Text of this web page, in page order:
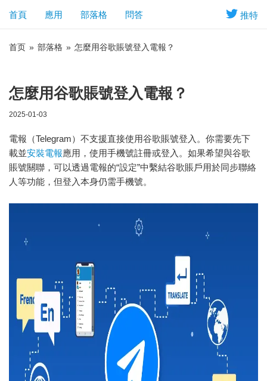
推特
首頁 應用 部落格 問答
首页 » 部落格 » 怎麼用谷歌賬號登入電報？
怎麼用谷歌賬號登入電報？
2025-01-03
電報（Telegram）不支援直接使用谷歌賬號登入。你需要先下
載並安裝電報應用，使用手機號註冊或登入。如果希望與谷歌
賬號關聯，可以透過電報的“設定”中繫結谷歌賬戶用於同步聯絡
人等功能，但登入本身仍需手機號。